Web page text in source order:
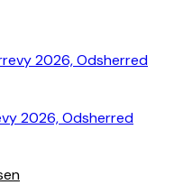
2026, Odsherred